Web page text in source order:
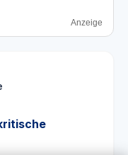
Anzeige